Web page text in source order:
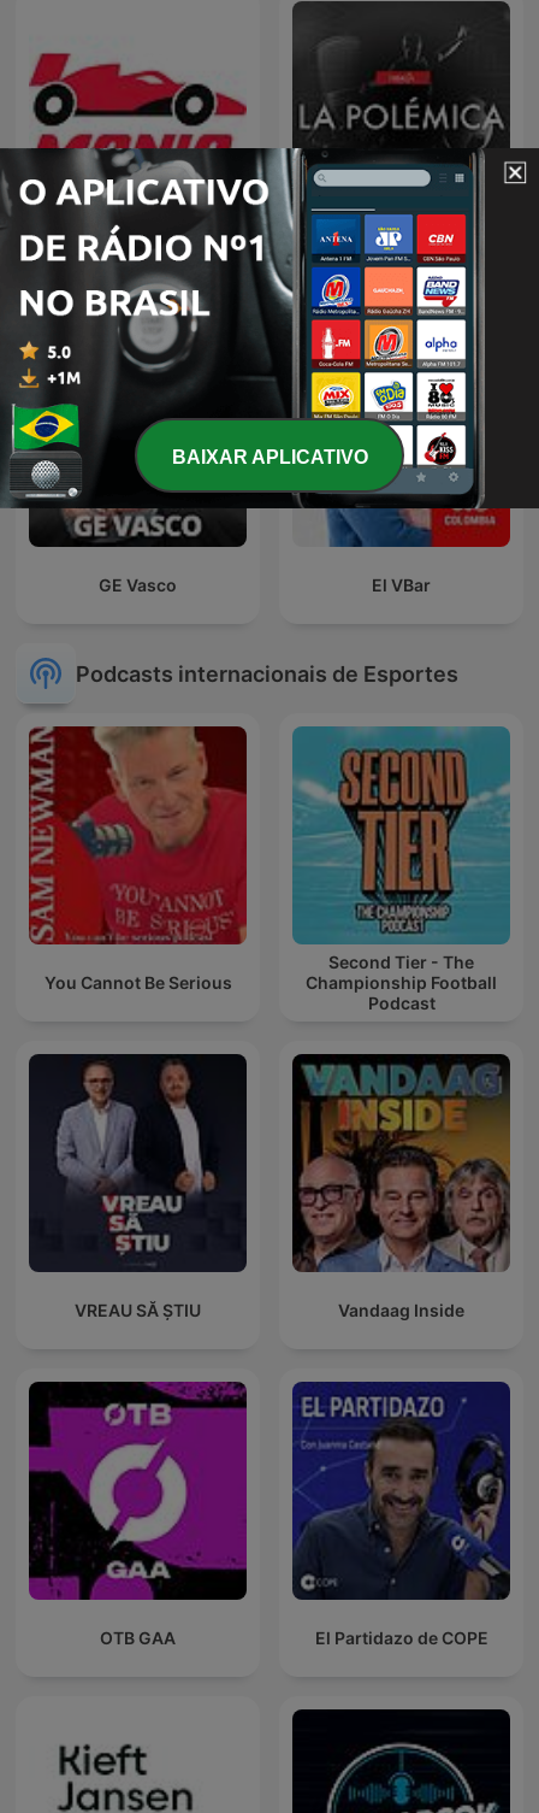
F1Mania.net - Fórmula 1 e
muito mais
La Polémica
GE Vasco El VBar
Podcasts internacionais de Esportes
You Cannot Be Serious
Second Tier - The
Championship Football
Podcast
VREAU SĂ ȘTIU Vandaag Inside
OTB GAA El Partidazo de COPE
BAIXAR APLICATIVO